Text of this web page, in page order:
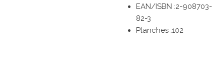
EAN/ISBN :2-908703-
82-3
Planches :102